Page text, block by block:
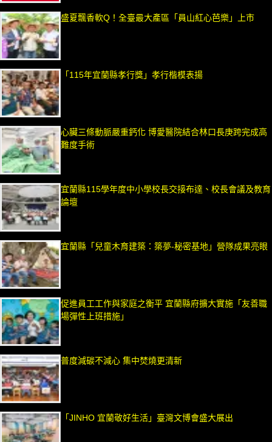
盛夏飄香軟Q！全臺最大產區「員山紅心芭樂」上市
「115年宜蘭縣孝行獎」孝行楷模表揚
心臟三條動脈嚴重鈣化 博愛醫院結合林口長庚跨完成高
難度手術
宜蘭縣115學年度中小學校長交接布達、校長會議及教育
論壇
宜蘭縣「兒童木育建築：築夢-秘密基地」營隊成果亮眼
促進員工工作與家庭之衡平 宜蘭縣府擴大實施「友善職
場彈性上班措施」
普度減碳不減心 集中焚燒更清新
「JINHO 宜蘭敬好生活」臺灣文博會盛大展出